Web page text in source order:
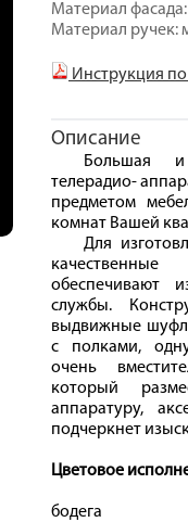
Материал
Материал ручек:
Инструкция
Описание
Большая
телерадио-
предметом
комнат Вашей
Для
обеспечивают
службы.
выдвижные
с полками,
очень
который
аппаратуру,
подчеркнет
Цветовое
бодега